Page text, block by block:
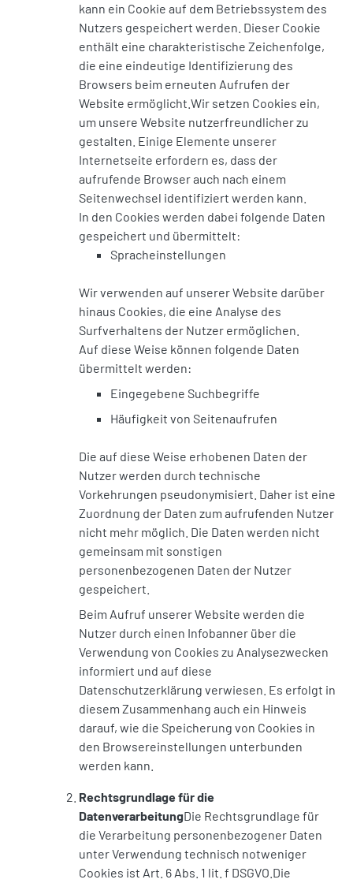
kann ein Cookie auf dem Betriebssystem des
Nutzers gespeichert werden. Dieser Cookie
enthält eine charakteristische Zeichenfolge,
die eine eindeutige Identifizierung des
Browsers beim erneuten Aufrufen der
Website ermöglicht.Wir setzen Cookies ein,
um unsere Website nutzerfreundlicher zu
gestalten. Einige Elemente unserer
Internetseite erfordern es, dass der
aufrufende Browser auch nach einem
Seitenwechsel identifiziert werden kann.
In den Cookies werden dabei folgende Daten
gespeichert und übermittelt:
Spracheinstellungen
Wir verwenden auf unserer Website darüber
hinaus Cookies, die eine Analyse des
Surfverhaltens der Nutzer ermöglichen.
Auf diese Weise können folgende Daten
übermittelt werden:
Eingegebene Suchbegriffe
Häufigkeit von Seitenaufrufen
Die auf diese Weise erhobenen Daten der
Nutzer werden durch technische
Vorkehrungen pseudonymisiert. Daher ist eine
Zuordnung der Daten zum aufrufenden Nutzer
nicht mehr möglich. Die Daten werden nicht
gemeinsam mit sonstigen
personenbezogenen Daten der Nutzer
gespeichert.
Beim Aufruf unserer Website werden die
Nutzer durch einen Infobanner über die
Verwendung von Cookies zu Analysezwecken
informiert und auf diese
Datenschutzerklärung verwiesen. Es erfolgt in
diesem Zusammenhang auch ein Hinweis
darauf, wie die Speicherung von Cookies in
den Browsereinstellungen unterbunden
werden kann.
Rechtsgrundlage für die
DatenverarbeitungDie Rechtsgrundlage für
die Verarbeitung personenbezogener Daten
unter Verwendung technisch notweniger
Cookies ist Art. 6 Abs. 1 lit. f DSGVO.Die